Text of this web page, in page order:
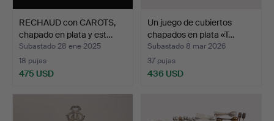
RECHAUD con CAROTS,
chapado en plata y est…
Subastado 28 ene 2025
18 pujas
475 USD
Un juego de cubiertos
chapados en plata «T…
Subastado 8 mar 2026
37 pujas
436 USD